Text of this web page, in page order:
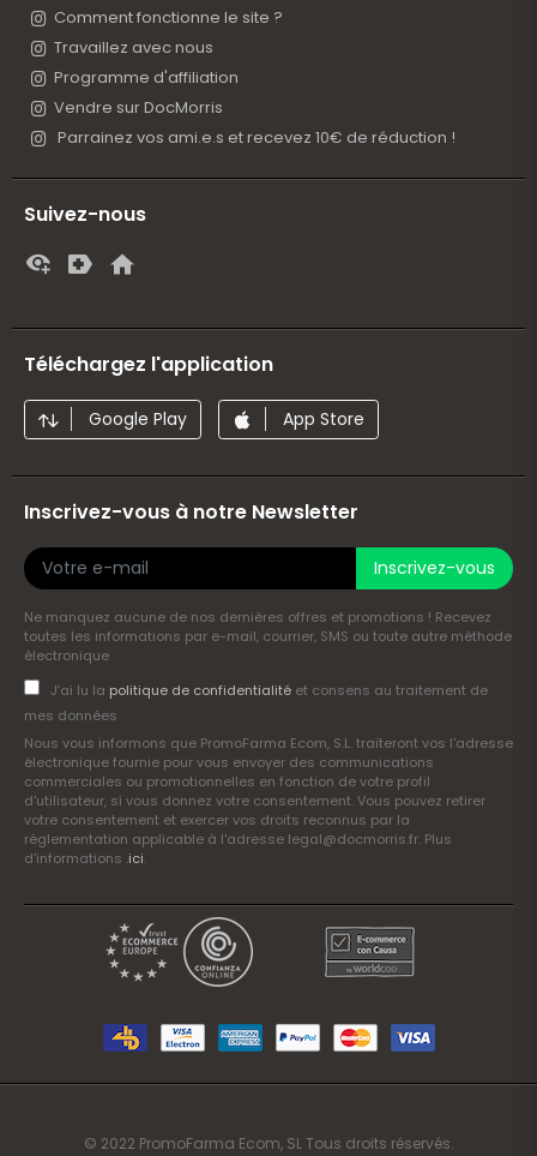
Comment fonctionne le site ?
Travaillez avec nous
Programme d'affiliation
Vendre sur DocMorris
Parrainez vos ami.e.s et recevez 10€ de réduction !
Suivez-nous
Téléchargez l'application
Google Play App Store
Inscrivez-vous à notre Newsletter
Inscrivez-vous
Ne manquez aucune de nos dernières offres et promotions ! Recevez
toutes les informations par e-mail, courrier, SMS ou toute autre méthode
électronique
J’ai lu la politique de confidentialité et consens au traitement de
mes données
Nous vous informons que PromoFarma Ecom, S.L. traiteront vos l'adresse
électronique fournie pour vous envoyer des communications
commerciales ou promotionnelles en fonction de votre profil
d'utilisateur, si vous donnez votre consentement. Vous pouvez retirer
votre consentement et exercer vos droits reconnus par la
réglementation applicable à l'adresse legal@docmorris.fr. Plus
d'informations .ici.
© 2022 PromoFarma Ecom, SL Tous droits réservés.